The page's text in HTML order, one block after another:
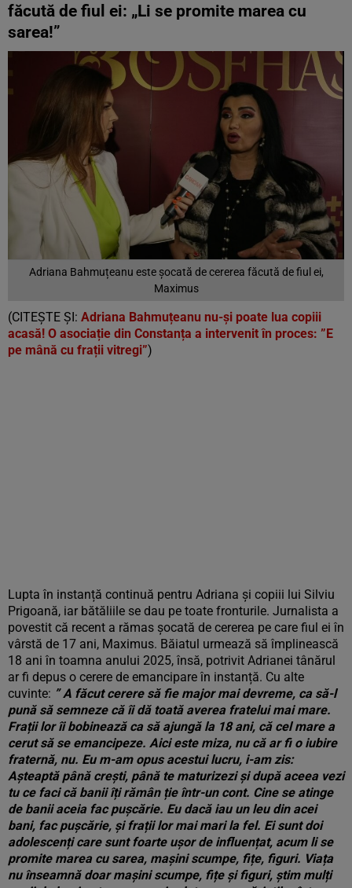
făcută de fiul ei: „Li se promite marea cu
sarea!”
Adriana Bahmuțeanu este șocată de cererea făcută de fiul ei,
Maximus
(CITEȘTE ȘI: Adriana Bahmuțeanu nu-și poate lua copiii
acasă! O asociație din Constanța a intervenit în proces: ”E
pe mână cu frații vitregi”)
Lupta în instanță continuă pentru Adriana și copiii lui Silviu
Prigoană, iar bătăliile se dau pe toate fronturile. Jurnalista a
povestit că recent a rămas șocată de cererea pe care fiul ei în
vârstă de 17 ani, Maximus. Băiatul urmează să împlinească
18 ani în toamna anului 2025, însă, potrivit Adrianei tânărul
ar fi depus o cerere de emancipare în instanță. Cu alte
cuvinte: ” A făcut cerere să fie major mai devreme, ca să-l
pună să semneze că îi dă toată averea fratelui mai mare.
Frații lor îi bobinează ca să ajungă la 18 ani, că cel mare a
cerut să se emancipeze. Aici este miza, nu că ar fi o iubire
fraternă, nu. Eu m-am opus acestui lucru, i-am zis:
Așteaptă până crești, până te maturizezi și după aceea vezi
tu ce faci că banii îți rămân ție într-un cont. Cine se atinge
de banii aceia fac pușcărie. Eu dacă iau un leu din acei
bani, fac pușcărie, și frații lor mai mari la fel. Ei sunt doi
adolescenți care sunt foarte ușor de influențat, acum li se
promite marea cu sarea, mașini scumpe, fițe, figuri. Viața
nu înseamnă doar mașini scumpe, fițe și figuri, știm mulți